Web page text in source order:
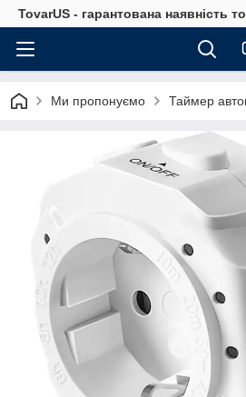
TovarUS - гарантована наявність
Ми пропонуємо Таймер